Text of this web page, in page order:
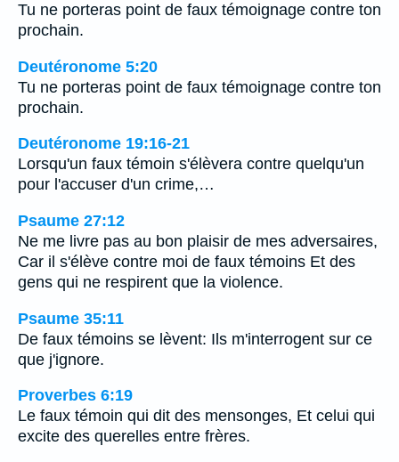
Tu ne porteras point de faux témoignage contre ton
prochain.
Deutéronome 5:20
Tu ne porteras point de faux témoignage contre ton
prochain.
Deutéronome 19:16-21
Lorsqu'un faux témoin s'élèvera contre quelqu'un
pour l'accuser d'un crime,…
Psaume 27:12
Ne me livre pas au bon plaisir de mes adversaires,
Car il s'élève contre moi de faux témoins Et des
gens qui ne respirent que la violence.
Psaume 35:11
De faux témoins se lèvent: Ils m'interrogent sur ce
que j'ignore.
Proverbes 6:19
Le faux témoin qui dit des mensonges, Et celui qui
excite des querelles entre frères.